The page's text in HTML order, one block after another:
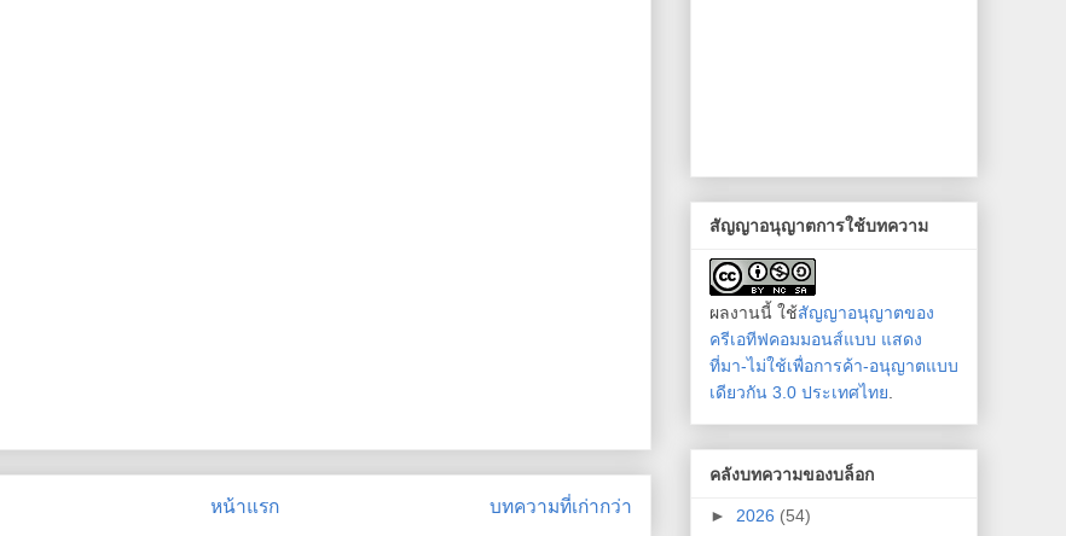
บทความที่เก่ากว่า
หน้าแรก
สัญญาอนุญาตการใช้บทความ
ผลงานนี้ ใช้สัญญาอนุญาตของ
ครีเอทีฟคอมมอนส์แบบ แสดง
ที่มา-ไม่ใช้เพื่อการค้า-อนุญาตแบบ
เดียวกัน 3.0 ประเทศไทย
คลังบทความของบล็อก
► 2026 (54)